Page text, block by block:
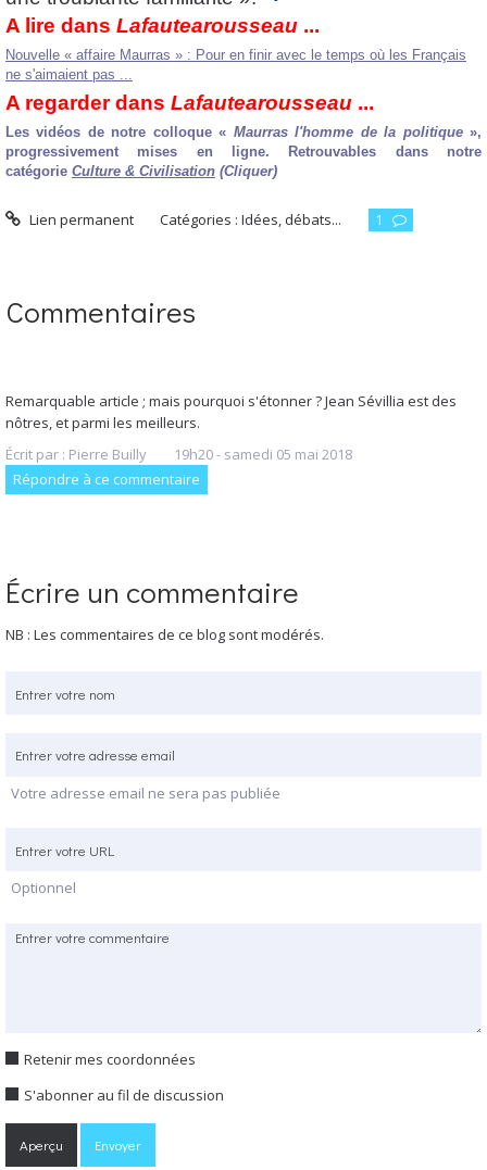
A lire dans Lafautearousseau ...
Nouvelle « affaire Maurras » : Pour en finir avec le temps où les Français
ne s'aimaient pas ...
A regarder dans Lafautearousseau ...
Les vidéos de notre colloque « Maurras l'homme de la politique»,
progressivement mises en ligne. Retrouvables dans notre
catégorie Culture & Civilisation (Cliquer)
Lien permanent Catégories :Idées, débats... 1
Commentaires
Remarquable article ; mais pourquoi s'étonner ? Jean Sévillia est des
nôtres, et parmi les meilleurs.
Écrit par : Pierre Builly 19h20- samedi 05 mai 2018
Répondre à ce commentaire
Écrire un commentaire
NB : Les commentaires de ce blog sont modérés.
Votre adresse email ne sera pas publiée
Optionnel
Retenir mes coordonnées
S'abonner au fil de discussion